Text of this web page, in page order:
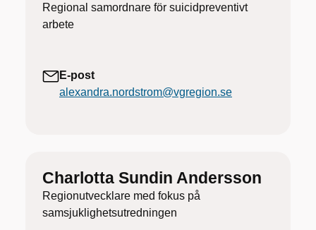
Regional samordnare för suicidpreventivt
arbete
E-post
alexandra.nordstrom@vgregion.se
Charlotta Sundin Andersson
Regionutvecklare med fokus på
samsjuklighetsutredningen